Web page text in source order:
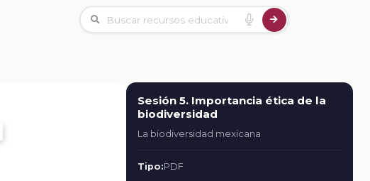
Sesión 5. Importancia ética de la
biodiversidad
La biodiversidad mexicana
Tipo:PDF